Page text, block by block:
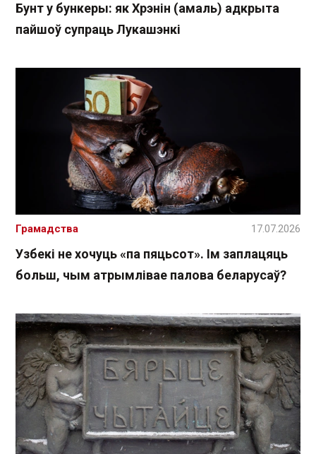
Бунт у бункеры: як Хрэнін (амаль) адкрыта
пайшоў супраць Лукашэнкі
Узбекі не хочуць «па пяцьсот». Ім заплацяць
больш, чым атрымлівае палова беларусаў?
Грамадства 17.07.2026